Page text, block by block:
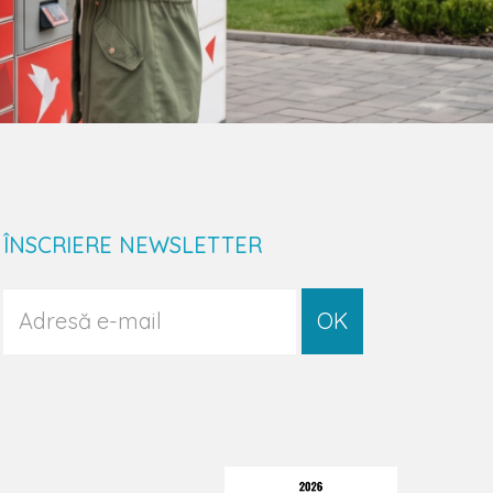
ÎNSCRIERE NEWSLETTER
OK